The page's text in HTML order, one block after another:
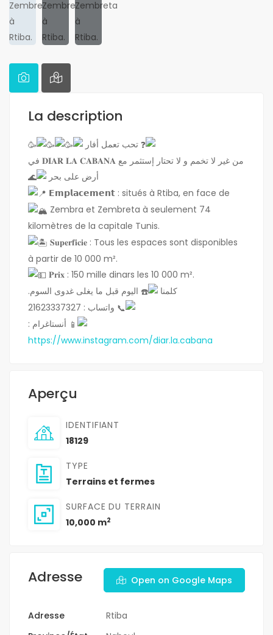
La description
تحب تعمل أفار
من غير لا تخمم و لا تحتار إستثمر مع 𝐃𝐈𝐀𝐑 𝐋𝐀 𝐂𝐀𝐁𝐀𝐍𝐀 في
أرض على بحر
𝗘𝗺𝗽𝗹𝗮𝗰𝗲𝗺𝗲𝗻𝘁 : situés à Rtiba, en face de
Zembra et Zembreta à seulement 74
kilomètres de la capitale Tunis.
𝐒𝐮𝐩𝐞𝐫𝐟𝐢𝐜𝐢𝐞 : Tous les espaces sont disponibles
à partir de 10 000 m².
𝐏𝐫𝐢𝐱 : 150 mille dinars les 10 000 m².
كلمنا
اليوم قبل ما يغلى غدوى السوم.
واتساب : 21623337327
أنستاغرام :
https://www.instagram.com/diar.la.cabana
Aperçu
IDENTIFIANT
18129
TYPE
Terrains et fermes
SURFACE DU TERRAIN
10,000 m2
Adresse Open on Google Maps
Adresse
Rtiba